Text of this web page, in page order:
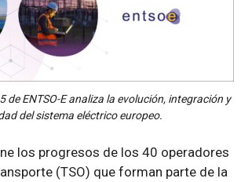
de ENTSO-E analiza la evolución, integración y
del sistema eléctrico europeo.
los progresos de los 40 operadores
(TSO) que forman parte de la